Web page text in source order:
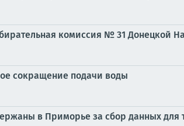
комиссия № 31 Донецкой
сокращение подачи воды
в Приморье за сбор данных